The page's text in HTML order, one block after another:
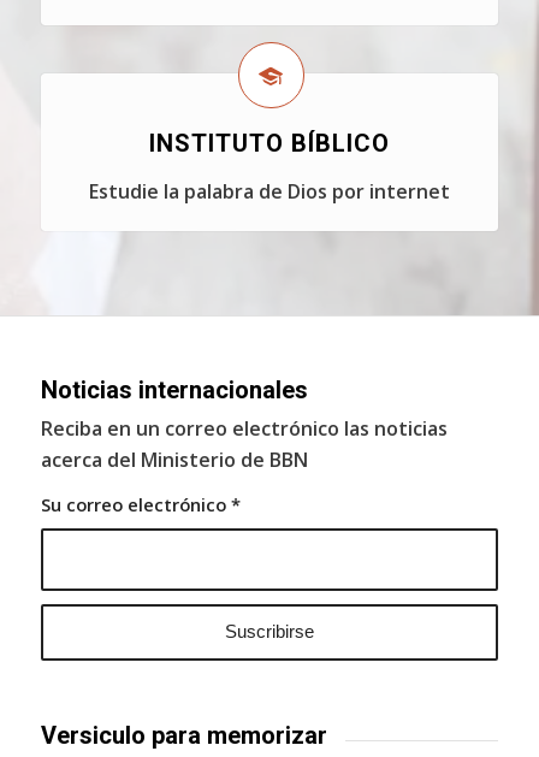
INSTITUTO BÍBLICO
Estudie la palabra de Dios por internet
Noticias internacionales
Reciba en un correo electrónico las noticias
acerca del Ministerio de BBN
Su correo electrónico *
Versiculo para memorizar